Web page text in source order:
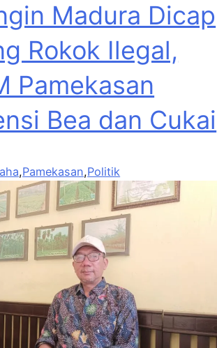
Madura Dicap
Rokok Ilegal,
Pamekasan
Bea dan Cukai
,Pamekasan,Politik